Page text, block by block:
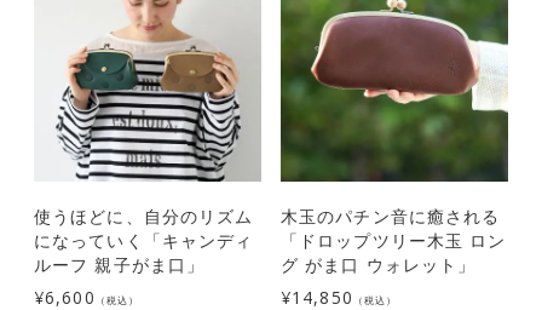
使うほどに、自分のリズム
になっていく「キャンディ
ルーフ 親子がま口」
¥6,600 （税込）
木玉のパチン音に癒される
「ドロップツリー木玉 ロン
グ がま口 ウォレット」
¥14,850 （税込）